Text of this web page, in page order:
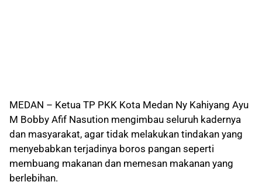
MEDAN – Ketua TP PKK Kota Medan Ny Kahiyang Ayu
M Bobby Afif Nasution mengimbau seluruh kadernya
dan masyarakat, agar tidak melakukan tindakan yang
menyebabkan terjadinya boros pangan seperti
membuang makanan dan memesan makanan yang
berlebihan.